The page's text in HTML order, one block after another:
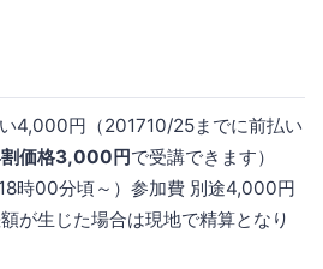
4,000円（201710/25までに前払い
価格3,000円で受講できます）
時00分頃～）参加費 別途4,000円
が生じた場合は現地で精算となり